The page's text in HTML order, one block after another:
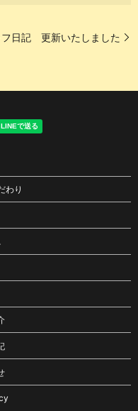
フ日記 更新いたしました
わり